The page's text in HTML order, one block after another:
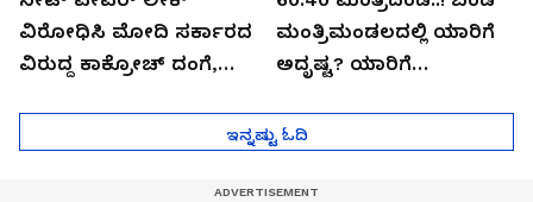
ವಿರೋಧಿಸಿ ಮೋದಿ ಸರ್ಕಾರದ
ವಿರುದ್ದ ಕಾಕ್ರೋಚ್ ದಂಗೆ,
ಮಂತ್ರಿಮಂಡಲದಲ್ಲಿ ಯಾರಿಗೆ
ಅದೃಷ್ಟ? ಯಾರಿಗೆ
ಇನ್ನಷ್ಟು ಓದಿ